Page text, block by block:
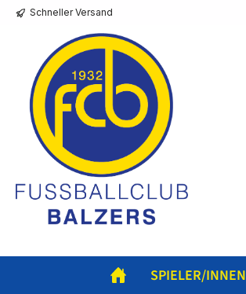
Zur Hauptnavigation springen
Schneller Versand
SPIELER/INNEN